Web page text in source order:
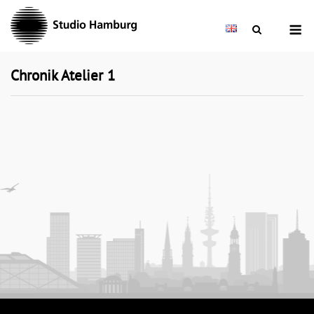
Skip
content
Chronik Atelier 1